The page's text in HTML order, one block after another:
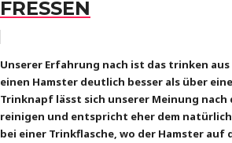
FRESSEN
Unserer Erfahrung nach ist das trinken
einen Hamster deutlich besser als über
Trinknapf lässt sich unserer Meinung
reinigen und entspricht eher dem
bei einer Trinkflasche, wo der Hamster auf